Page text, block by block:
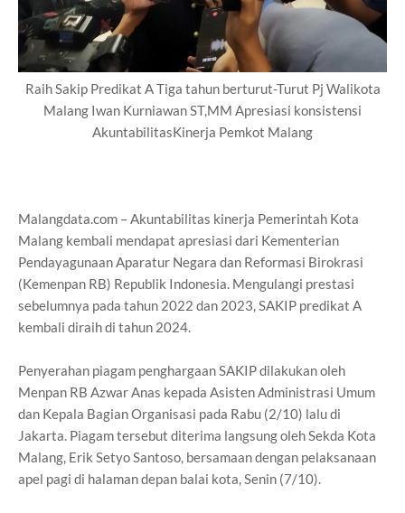
Raih Sakip Predikat A Tiga tahun berturut-Turut Pj Walikota
Malang Iwan Kurniawan ST,MM Apresiasi konsistensi
AkuntabilitasKinerja Pemkot Malang
Malangdata.com – Akuntabilitas kinerja Pemerintah Kota
Malang kembali mendapat apresiasi dari Kementerian
Pendayagunaan Aparatur Negara dan Reformasi Birokrasi
(Kemenpan RB) Republik Indonesia. Mengulangi prestasi
sebelumnya pada tahun 2022 dan 2023, SAKIP predikat A
kembali diraih di tahun 2024.
Penyerahan piagam penghargaan SAKIP dilakukan oleh
Menpan RB Azwar Anas kepada Asisten Administrasi Umum
dan Kepala Bagian Organisasi pada Rabu (2/10) lalu di
Jakarta. Piagam tersebut diterima langsung oleh Sekda Kota
Malang, Erik Setyo Santoso, bersamaan dengan pelaksanaan
apel pagi di halaman depan balai kota, Senin (7/10).